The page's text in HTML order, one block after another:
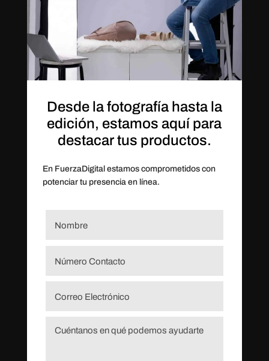
Desde la fotografía hasta la
edición, estamos aquí para
destacar tus productos.
En FuerzaDigital estamos comprometidos con
potenciar tu presencia en línea.